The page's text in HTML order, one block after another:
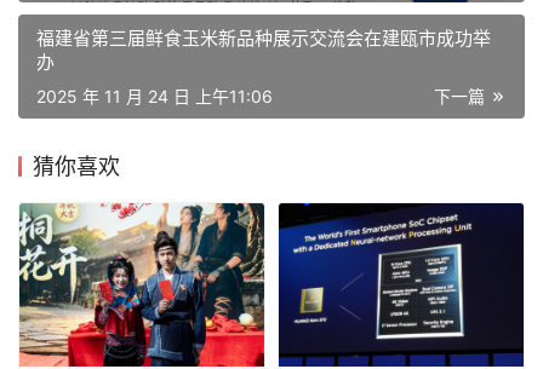
福建省第三届鲜食玉米新品种展示交流会在建瓯市成功举
办
下一篇
2025 年 11 月 24 日 上午11:06
猜你喜欢